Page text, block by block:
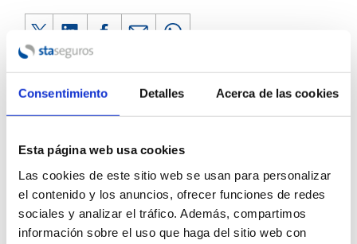
Consentimiento Detalles Acerca de las cookies
Esta página web usa cookies
Las cookies de este sitio web se usan para personalizar
el contenido y los anuncios, ofrecer funciones de redes
sociales y analizar el tráfico. Además, compartimos
información sobre el uso que haga del sitio web con
ÚLTIMAS NOTICIAS
Incendios Forestales: Cómo Actuar con el
Seguro ante Daños en Viviendas, Negocios o